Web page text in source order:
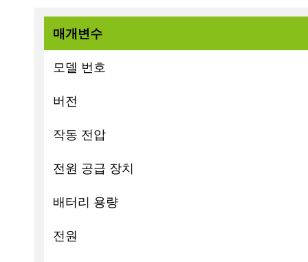
매개변수
모델 번호
버전
작동 전압
전원 공급 장치
배터리 용량
전원